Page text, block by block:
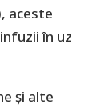
aceste
în uz
și alte